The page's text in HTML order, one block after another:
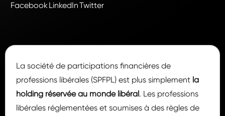
FacebookLinkedInTwitter
La société de participations financières de
professions libérales (SPFPL) est plus simplement la
holding réservée au monde libéral. Les professions
libérales réglementées et soumises à des règles de